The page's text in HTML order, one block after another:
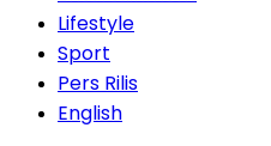
Lifestyle
Sport
Pers Rilis
English